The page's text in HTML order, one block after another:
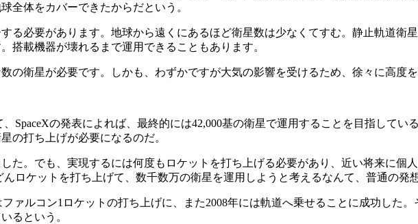
全体をカバーできたからだという。
る必要があります。地球から遠くにあるほど衛星数は少なくてすむ。静止軌道衛
搭載機器が壊れるまで運用できることもあります。
の衛星が必要です。しかも、わずかですが大気の影響を受けるため、徐々に高度
SpaceXの発表によれば、最終的には42,000基の衛星で運用することを目指して
の打ち上げが必要になるのだ。
た。でも、実現するには何度もロケットを打ち上げる必要があり、近い将来に個
ロケットを打ち上げて、数千数万の衛星を運用しようと考えるなんて、普通の発
ァルコン1ロケットの打ち上げに、また2008年には軌道へ乗せることに成功した
るという。